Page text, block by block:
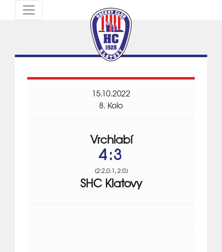
15.10.2022
8. Kolo
Vrchlabí
4:3
(2:2,0:1, 2:0)
SHC Klatovy